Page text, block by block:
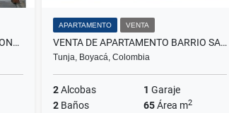
VENTA DE CASA EN VERSALLES FONTIBÓN
APARTAMENTO VENTA
VENTA DE APARTAMENTO BARRIO SANTA BARBARA TUNJA
Tunja, Boyacá, Colombia
2Alcobas 1 Garaje
2 Baños 65Área m2